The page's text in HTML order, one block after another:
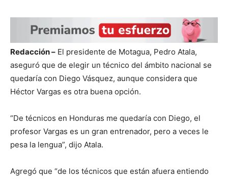
Redacción – El presidente de Motagua, Pedro Atala,
aseguró que de elegir un técnico del ámbito nacional se
quedaría con Diego Vásquez, aunque considera que
Héctor Vargas es otra buena opción.
“De técnicos en Honduras me quedaría con Diego, el
profesor Vargas es un gran entrenador, pero a veces le
pesa la lengua”, dijo Atala.
Agregó que “de los técnicos que están afuera entiendo